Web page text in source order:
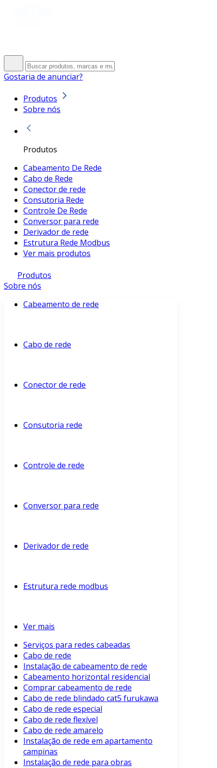
Gostaria de anunciar?
Produtos
Sobre nós
Produtos
Cabeamento De Rede
Cabo de Rede
Conector de rede
Consutoria Rede
Controle De Rede
Conversor para rede
Derivador de rede
Estrutura Rede Modbus
Ver mais produtos
Produtos
Sobre nós
Cabeamento de rede
Cabo de rede
Conector de rede
Consutoria rede
Controle de rede
Conversor para rede
Derivador de rede
Estrutura rede modbus
Ver mais
Serviços para redes cabeadas
Cabo de rede
Instalação de cabeamento de rede
Cabeamento horizontal residencial
Comprar cabeamento de rede
Cabo de rede blindado cat5 furukawa
Cabo de rede especial
Cabo de rede flexível
Cabo de rede amarelo
Instalação de rede em apartamento
campinas
Instalação de rede para obras